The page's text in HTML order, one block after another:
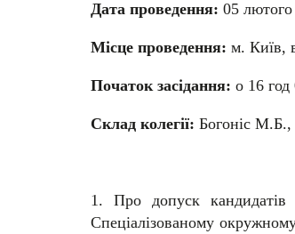
Дата проведення: 05
Місце проведення: м. Київ,
Початок засідання: о 16 год
Склад колегії: Богоніс
1. Про допуск кандидатів
Спеціалізованому